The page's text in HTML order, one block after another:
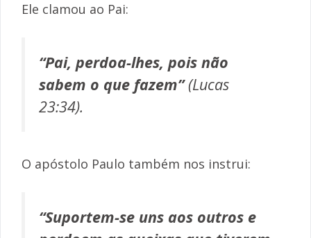
Ele clamou ao Pai:
“Pai, perdoa-lhes, pois não
sabem o que fazem”(Lucas
23:34).
O apóstolo Paulo também nos instrui:
“Suportem-se uns aos outros e